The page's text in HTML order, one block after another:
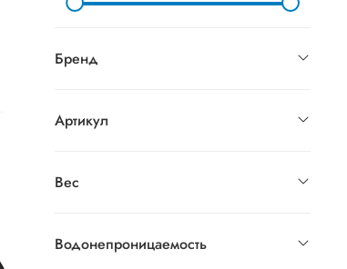
Бренд
Артикул
Вес
Водонепроницаемость